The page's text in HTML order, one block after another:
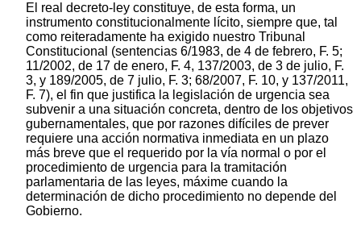
El real decreto-ley constituye, de esta forma, un
instrumento constitucionalmente lícito, siempre que, tal
como reiteradamente ha exigido nuestro Tribunal
Constitucional (sentencias 6/1983, de 4 de febrero, F. 5;
11/2002, de 17 de enero, F. 4, 137/2003, de 3 de julio, F.
3, y 189/2005, de 7 julio, F. 3; 68/2007, F. 10, y 137/2011,
F. 7), el fin que justifica la legislación de urgencia sea
subvenir a una situación concreta, dentro de los objetivos
gubernamentales, que por razones difíciles de prever
requiere una acción normativa inmediata en un plazo
más breve que el requerido por la vía normal o por el
procedimiento de urgencia para la tramitación
parlamentaria de las leyes, máxime cuando la
determinación de dicho procedimiento no depende del
Gobierno.